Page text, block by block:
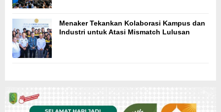
Menaker Tekankan Kolaborasi Kampus dan
Industri untuk Atasi Mismatch Lulusan